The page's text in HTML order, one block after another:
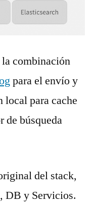
combinación
para el envío y
local para cache
de búsqueda
del stack,
DB y Servicios.